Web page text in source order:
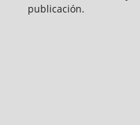
publicación.